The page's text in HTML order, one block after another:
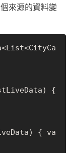
來源的資料變